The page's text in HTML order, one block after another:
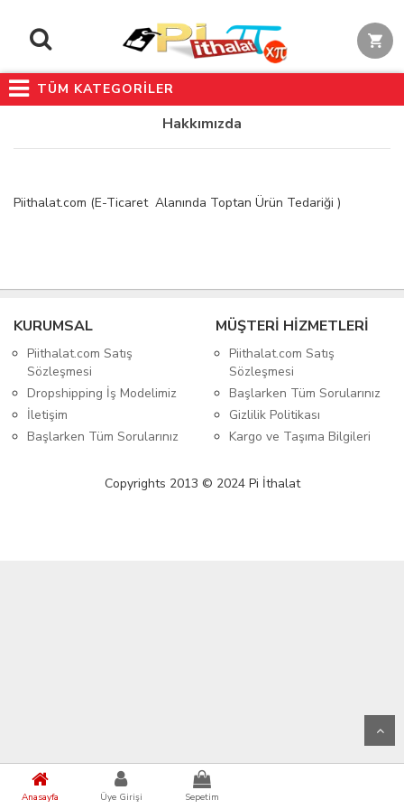
TÜM KATEGORİLER
Anasayfa Üye Girişi Sepetim
Hakkımızda
Piithalat.com (E-Ticaret Alanında Toptan Ürün Tedariği )
KURUMSAL
Piithalat.com Satış
Sözleşmesi
Dropshipping İş Modelimiz
İletişim
Başlarken Tüm Sorularınız
MÜŞTERİ HİZMETLERİ
Piithalat.com Satış
Sözleşmesi
Başlarken Tüm Sorularınız
Gizlilik Politikası
Kargo ve Taşıma Bilgileri
Copyrights 2013 © 2024 Pi İthalat